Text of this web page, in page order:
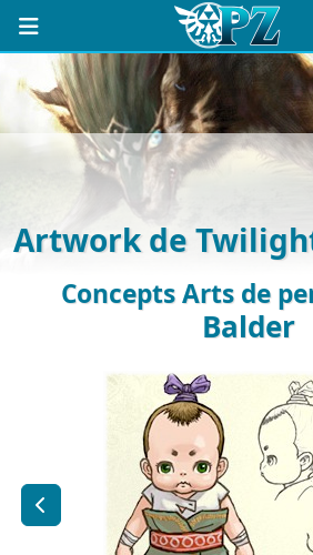
Artwork de
Concepts Arts de
Balder